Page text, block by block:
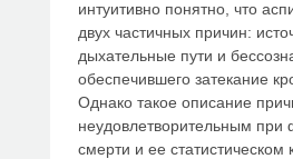
интуитивно понятно, что
двух частичных причин:
дыхательные пути и
обеспечившего затекание
Однако такое описание
неудовлетворительным
смерти и ее